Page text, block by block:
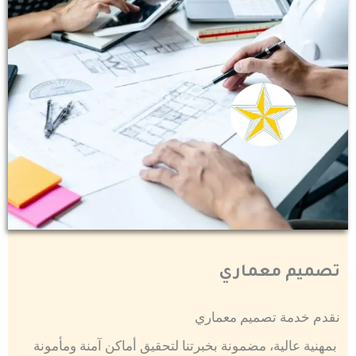
تصميم معماري
نقدم خدمة تصميم معماري
بمهنية عالية، مضمونة بخبرتنا لتحقيق أماكن آمنة ومأمونة